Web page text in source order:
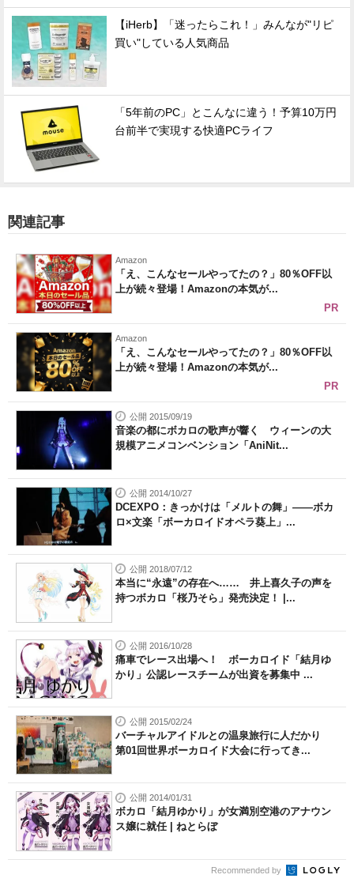
【iHerb】「迷ったらこれ！」みんなが"リピ
買い"している人気商品
「5年前のPC」とこんなに違う！予算10万円
台前半で実現する快適PCライフ
関連記事
Amazon
「え、こんなセールやってたの？」80％OFF以
上が続々登場！Amazonの本気が...
PR
Amazon
「え、こんなセールやってたの？」80％OFF以
上が続々登場！Amazonの本気が...
PR
公開 2015/09/19
音楽の都にボカロの歌声が響く ウィーンの大
規模アニメコンベンション「AniNit...
公開 2014/10/27
DCEXPO：きっかけは「メルトの舞」――ボカ
ロ×文楽「ボーカロイドオペラ葵上」...
公開 2018/07/12
本当に“永遠”の存在へ…… 井上喜久子の声を
持つボカロ「桜乃そら」発売決定！ |...
公開 2016/10/28
痛車でレース出場へ！ ボーカロイド「結月ゆ
かり」公認レースチームが出資を募集中 ...
公開 2015/02/24
バーチャルアイドルとの温泉旅行に人だかり
第01回世界ボーカロイド大会に行ってき...
公開 2014/01/31
ボカロ「結月ゆかり」が女満別空港のアナウン
ス嬢に就任 | ねとらぼ
Recommended by